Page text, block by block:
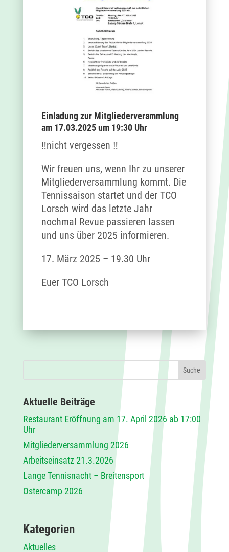
Einladung zur Mitgliederverammlung
am 17.03.2025 um 19:30 Uhr
‼️nicht vergessen ‼️
Wir freuen uns, wenn Ihr zu unserer
Mitgliederversammlung kommt. Die
Tennissaison startet und der TCO
Lorsch wird das letzte Jahr
nochmal Revue passieren lassen
und uns über 2025 informieren.
17. März 2025 – 19.30 Uhr
Euer TCO Lorsch
Aktuelle Beiträge
Restaurant Eröffnung am 17. April 2026 ab 17:00
Uhr
Mitgliederversammlung 2026
Arbeitseinsatz 21.3.2026
Lange Tennisnacht – Breitensport
Ostercamp 2026
Kategorien
Aktuelles